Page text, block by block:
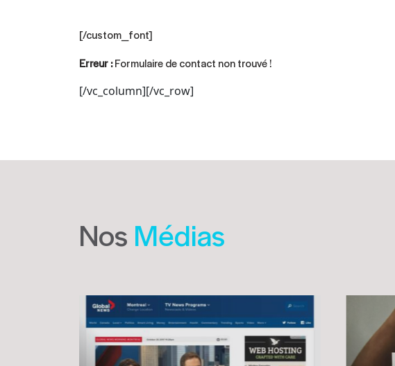
[/custom_font]
Erreur :Formulaire de contact non trouvé !
[/vc_column][/vc_row]
Nos Médias